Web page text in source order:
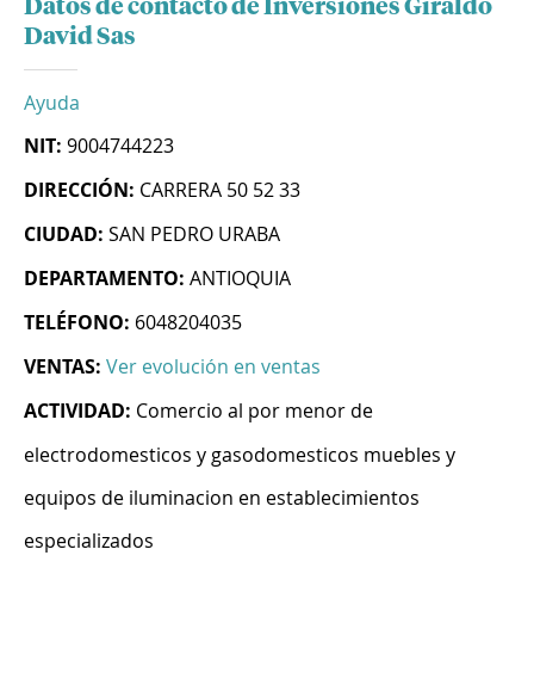
Datos de contacto de Inversiones Giraldo
David Sas
Ayuda
NIT: 9004744223
DIRECCIÓN: CARRERA 50 52 33
CIUDAD: SAN PEDRO URABA
DEPARTAMENTO: ANTIOQUIA
TELÉFONO: 6048204035
VENTAS: Ver evolución en ventas
ACTIVIDAD: Comercio al por menor de
electrodomesticos y gasodomesticos muebles y
equipos de iluminacion en establecimientos
especializados